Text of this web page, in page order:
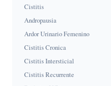
Cistitis
Andropausia
Ardor Urinario Femenino
Cistitis Cronica
Cistitis Intersticial
Cistitis Recurrente